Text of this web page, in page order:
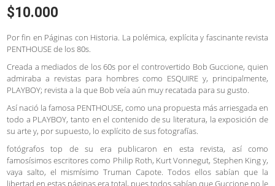
$10.000
Por fin en Páginas con Historia. La polémica, explícita y fascinante revista
PENTHOUSE de los 80s.
Creada a mediados de los 60s por el controvertido Bob Guccione, quien
admiraba a revistas para hombres como ESQUIRE y, principalmente,
PLAYBOY; revista a la que Bob veía aún muy recatada para su gusto.
Así nació la famosa PENTHOUSE, como una propuesta más arriesgada en
todo a PLAYBOY, tanto en el contenido de su literatura, la exposición de
su arte y, por supuesto, lo explícito de sus fotografías.
fotógrafos top de su era publicaron en esta revista, así como
famosísimos escritores como Philip Roth, Kurt Vonnegut, Stephen King y,
vaya salto, el mismísimo Truman Capote. Todos ellos sabían que la
libertad en estas páginas era total, pues todos sabían que Guccione no le